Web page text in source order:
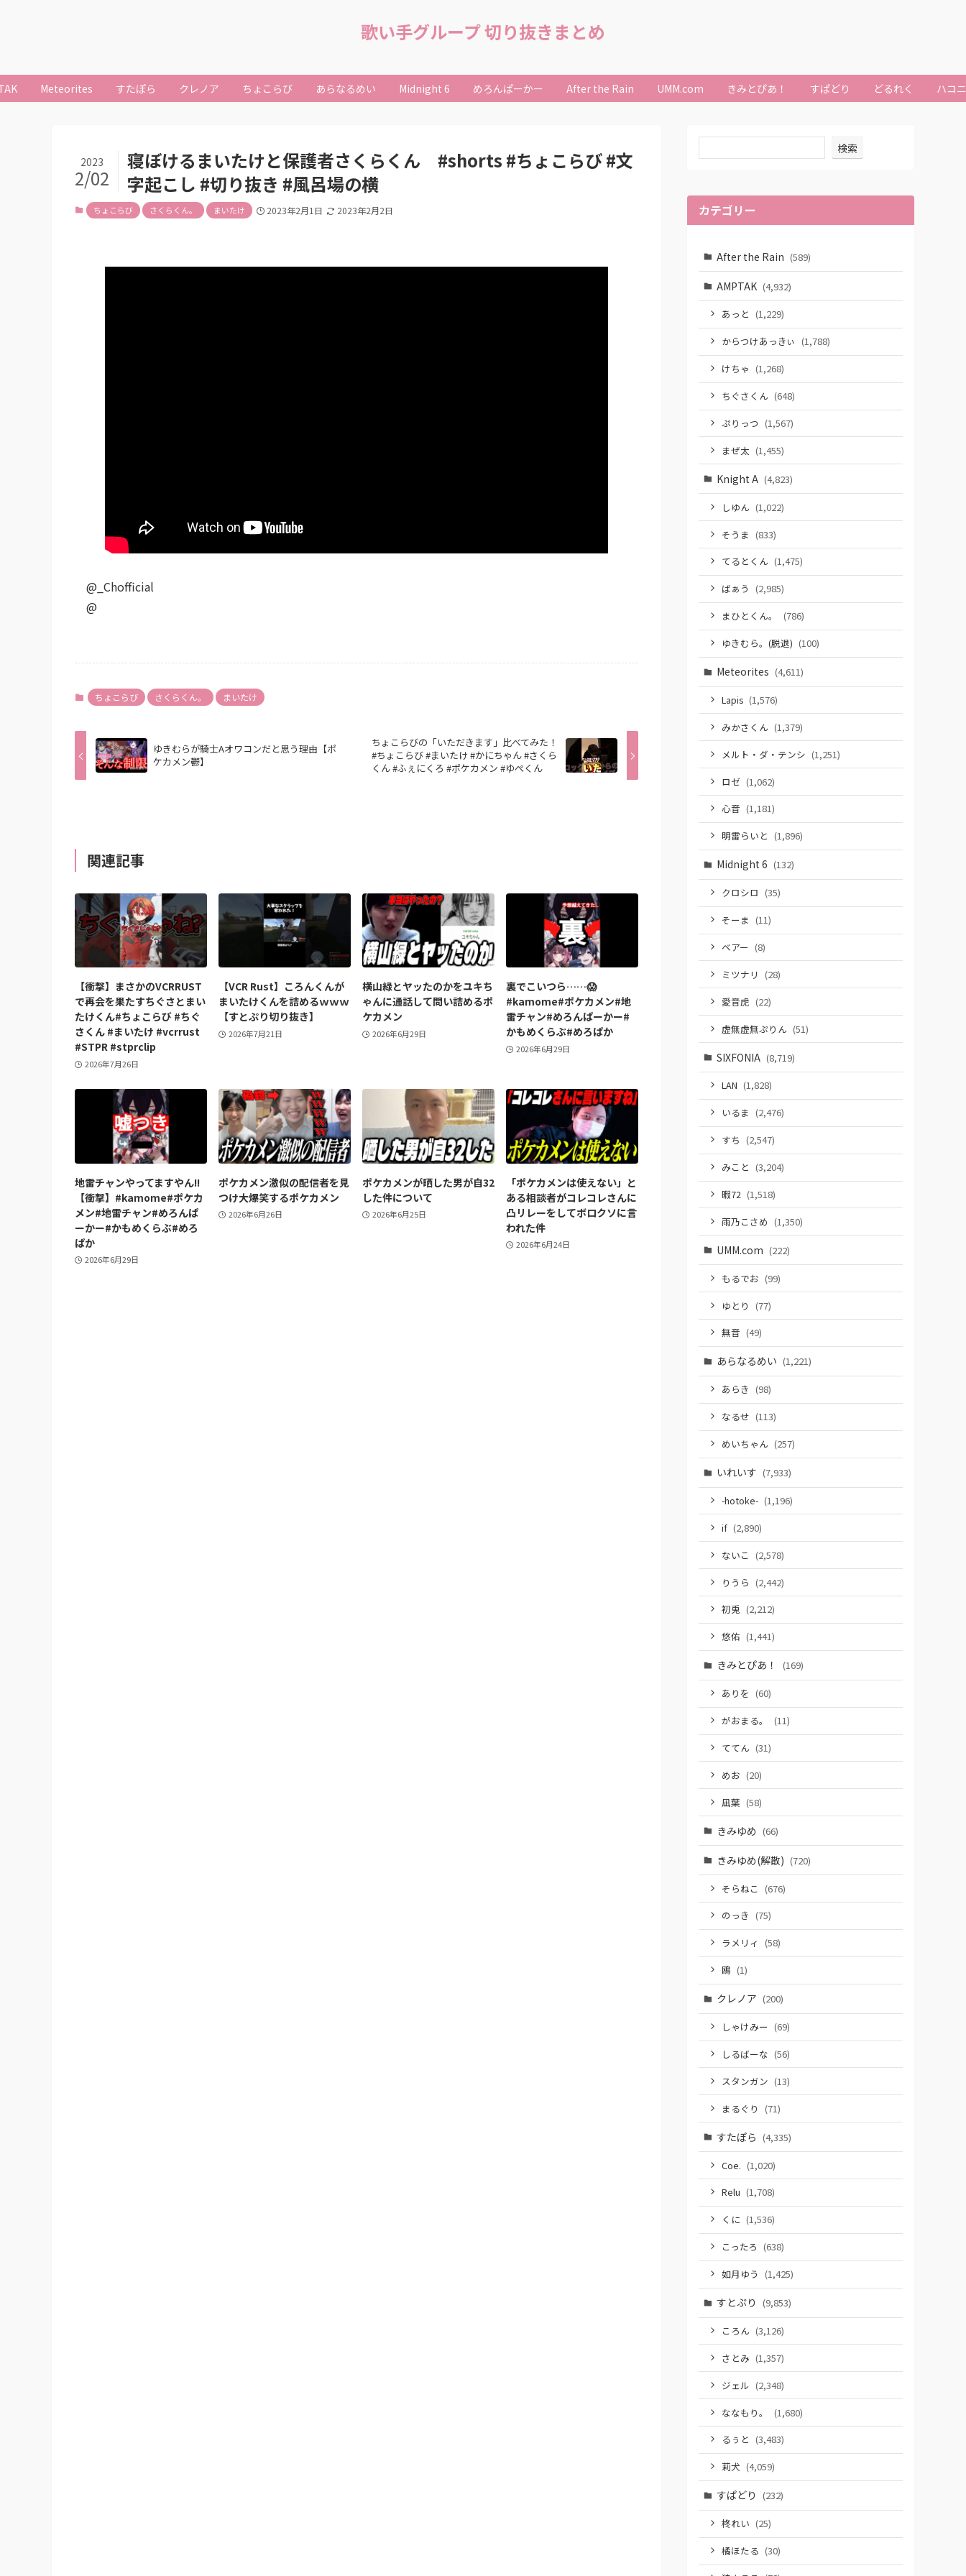
歌い手グループ 切り抜きまとめ
Meteorites すたぽら クレノア ちょこらび あらなるめい Midnight 6 めろんぱーかー After the Rain UMM.com きみとぴあ！ すぱどり どるれく ハコ
寝ぼけるまいたけと保護者さくらくん #shorts #ちょこらび #文
字起こし #切り抜き #風呂場の横
2023
2/02
ちょこらび さくらくん。 まいたけ 2023年2月1日 2023年2月2日
@_Chofficial
@
ちょこらび さくらくん。 まいたけ
ゆきむらが騎士Aオワコンだと思う理由【ポ
ケカメン鬱】
ちょこらびの「いただきます」比べてみた！
#ちょこらび #まいたけ #かにちゃん #さくら
くん #ふぇにくろ #ポケカメン #ゆぺくん
関連記事
【衝撃】まさかのVCRRUST
で再会を果たすちぐさとまい
たけくん#ちょこらび #ちぐ
さくん #まいたけ #vcrrust
#STPR #stprclip
2026年7月26日
【VCR Rust】ころんくんが
まいたけくんを詰めるｗｗｗ
【すとぷり切り抜き】
2026年7月21日
横山緑とヤッたのかをユキち
ゃんに通話して問い詰めるポ
ケカメン
2026年6月29日
裏でこいつら……😱
#kamome#ポケカメン#地
雷チャン#めろんぱーかー#
かもめくらぶ#めろぱか
2026年6月29日
地雷チャンやってますやん!!
【衝撃】#kamome#ポケカ
メン#地雷チャン#めろんぱ
ーかー#かもめくらぶ#めろ
ぱか
2026年6月29日
ポケカメン激似の配信者を見
つけ大爆笑するポケカメン
2026年6月26日
ポケカメンが晒した男が自32
した件について
2026年6月25日
「ポケカメンは使えない」と
ある相談者がコレコレさんに
凸リレーをしてボロクソに言
われた件
2026年6月24日
検索
カテゴリー
After the Rain (589)
AMPTAK (4,932)
あっと (1,229)
からつけあっきぃ (1,788)
けちゃ (1,268)
ちぐさくん (648)
ぷりっつ (1,567)
まぜ太 (1,455)
Knight A (4,823)
しゆん (1,022)
そうま (833)
てるとくん (1,475)
ばぁう (2,985)
まひとくん。
(786)
ゆきむら。(脱退) (100)
Meteorites (4,611)
Lapis (1,576)
みかさくん (1,379)
メルト・ダ・テンシ (1,251)
ロゼ (1,062)
心音 (1,181)
明雷らいと (1,896)
Midnight 6 (132)
クロシロ (35)
そーま (11)
ベアー (8)
ミツナリ (28)
愛音虎 (22)
虚無虚無ぷりん (51)
SIXFONIA (8,719)
LAN (1,828)
いるま (2,476)
すち (2,547)
みこと (3,204)
暇72 (1,518)
雨乃こさめ (1,350)
UMM.com (222)
もるでお (99)
ゆとり (77)
無音 (49)
あらなるめい (1,221)
あらき (98)
なるせ (113)
めいちゃん (257)
いれいす (7,933)
-hotoke- (1,196)
if (2,890)
ないこ (2,578)
りうら (2,442)
初兎 (2,212)
悠佑 (1,441)
きみとぴあ！ (169)
ありを (60)
がおまる。
(11)
ててん (31)
めお (20)
凪葉 (58)
きみゆめ (66)
きみゆめ(解散) (720)
そらねこ (676)
のっき (75)
ラメリィ (58)
鴎 (1)
クレノア (200)
しゃけみー (69)
しるばーな (56)
スタンガン (13)
まるぐり (71)
すたぽら (4,335)
Coe. (1,020)
Relu (1,708)
くに (1,536)
こったろ (638)
如月ゆう (1,425)
すとぷり (9,853)
ころん (3,126)
さとみ (1,357)
ジェル (2,348)
ななもり。
(1,680)
るぅと (3,483)
莉犬 (4,059)
すぱどり (232)
柊れい (25)
橘ほたる (30)